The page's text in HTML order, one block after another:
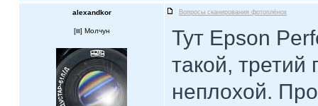
alexandkor Вопросы сканирования фотоплёнок
[ ] Молчун
Тут Epson
такой,
неплохой.